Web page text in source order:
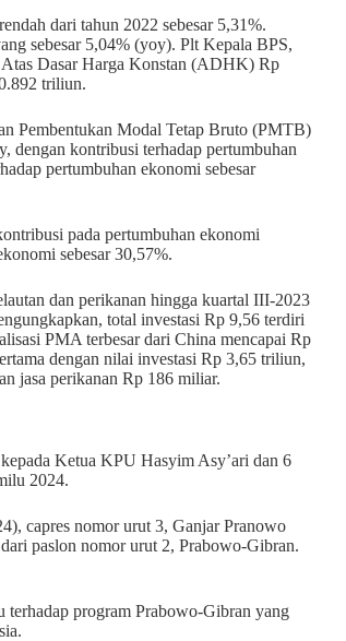
dari tahun 2022 sebesar 5,31%.
sebesar 5,04% (yoy). Plt Kepala BPS,
Dasar Harga Konstan (ADHK) Rp
triliun.
Pembentukan Modal Tetap Bruto (PMTB)
dengan kontribusi terhadap pertumbuhan
pertumbuhan ekonomi sebesar
pada pertumbuhan ekonomi
sebesar 30,57%.
dan perikanan hingga kuartal III-2023
total investasi Rp 9,56 terdiri
PMA terbesar dari China mencapai Rp
dengan nilai investasi Rp 3,65 triliun,
jasa perikanan Rp 186 miliar.
Ketua KPU Hasyim Asy’ari dan 6
2024.
capres nomor urut 3, Ganjar Pranowo
paslon nomor urut 2, Prabowo-Gibran.
program Prabowo-Gibran yang